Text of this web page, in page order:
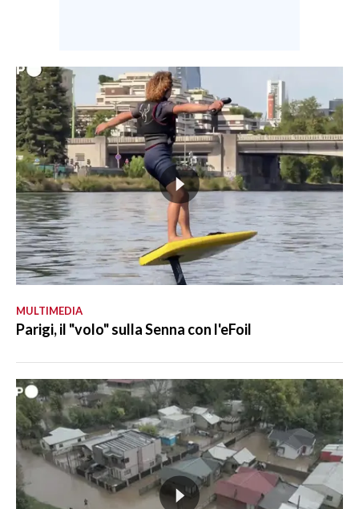
MULTIMEDIA
Parigi, il "volo" sulla Senna con l'eFoil